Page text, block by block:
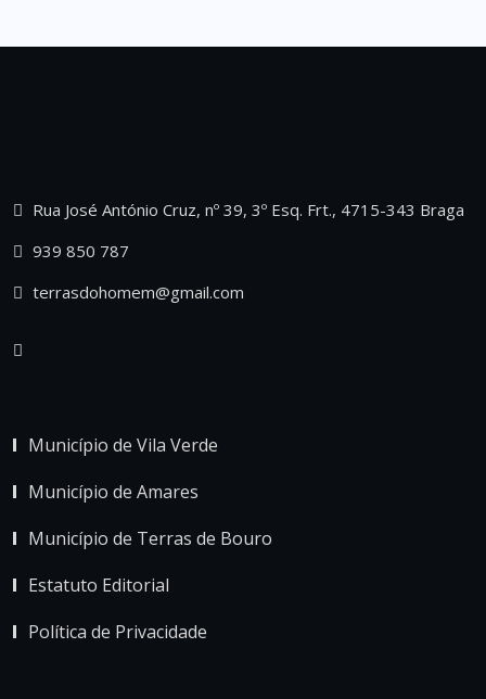
Rua José António Cruz, nº 39, 3º Esq. Frt., 4715-343 Braga
939 850 787
terrasdohomem@gmail.com
Município de Vila Verde
Município de Amares
Município de Terras de Bouro
Estatuto Editorial
Política de Privacidade